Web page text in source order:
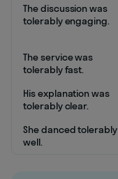
The discussion was
tolerably engaging.
The service was
tolerably fast.
His explanation was
tolerably clear.
She danced tolerably
well.